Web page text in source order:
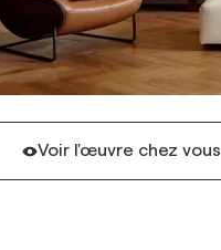
Voir l'œuvre chez vous